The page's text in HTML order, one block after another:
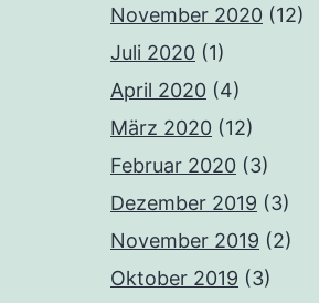
November 2020 (12)
Juli 2020 (1)
April 2020 (4)
März 2020 (12)
Februar 2020 (3)
Dezember 2019 (3)
November 2019 (2)
Oktober 2019 (3)